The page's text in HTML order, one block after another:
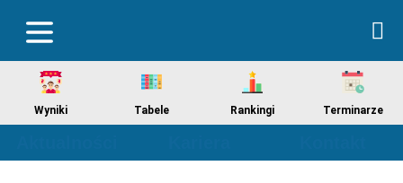
Wyniki Tabele Rankingi Terminarze